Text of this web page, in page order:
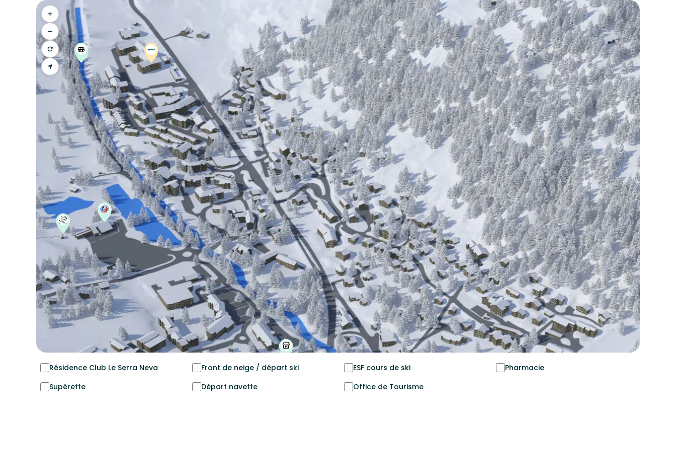
Résidence Club Le Serra Neva Front de neige / départ ski ESF cours de ski
Pharmacie
Supérette
Départ navette Office de Tourisme